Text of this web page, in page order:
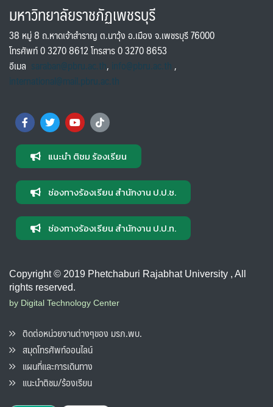
มหาวิทยาลัยราชภัฏเพชรบุรี
38 หมู่ 8 ถ.หาดเจ้าสำราญ ต.นาวุ้ง อ.เมือง จ.เพชรบุรี 76000
โทรศัพท์ 0 3270 8612 โทรสาร 0 3270 8653
อีเมล saraban@pbru.ac.th, info@pbru.ac.th,
international@mail.pbru.ac.th
แนะนำ ติชม ร้องเรียน
ช่องทางร้องเรียน สำนักงาน ป.ป.ช.
ช่องทางร้องเรียน สำนักงาน ป.ป.ท.
Copyright © 2019 Phetchaburi Rajabhat University , All
rights reserved.
by Digital Technology Center
ติดต่อหน่วยงานต่างๆของ มรภ.พบ.
สมุดโทรศัพท์ออนไลน์
แผนที่และการเดินทาง
แนะนำติชม/ร้องเรียน